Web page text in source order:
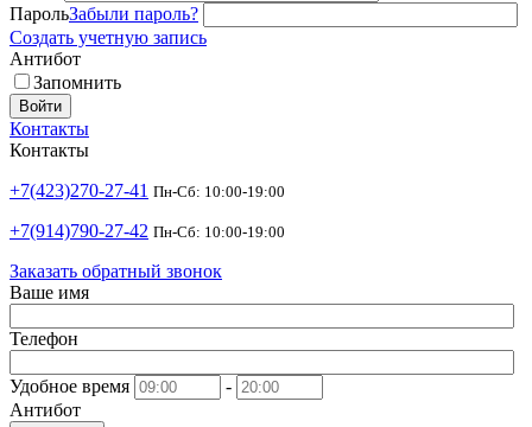
ПарольЗабыли пароль?
Создать учетную запись
Антибот
Запомнить
Войти
Контакты
Контакты
+7(423)270-27-41 Пн-Сб: 10:00-19:00
+7(914)790-27-42 Пн-Сб: 10:00-19:00
Заказать обратный звонок
Ваше имя
Телефон
Удобное время
-
Антибот